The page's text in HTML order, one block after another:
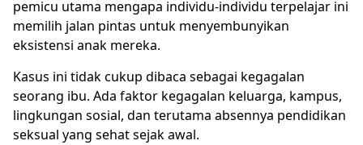
pemicu utama mengapa individu-individu terpelajar ini
memilih jalan pintas untuk menyembunyikan
eksistensi anak mereka.
Kasus ini tidak cukup dibaca sebagai kegagalan
seorang ibu. Ada faktor kegagalan keluarga, kampus,
lingkungan sosial, dan terutama absennya pendidikan
seksual yang sehat sejak awal.